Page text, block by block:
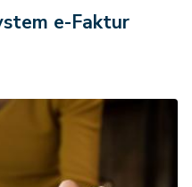
e-Faktur